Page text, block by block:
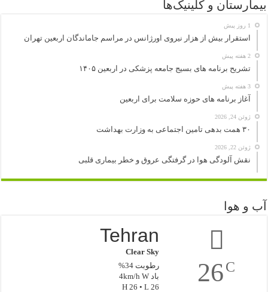
بیمارستان و کلینیک‌ها
1 روز پیش
استقرار بیش از هزار نیروی اورژانس در مراسم جاماندگان اربعین تهران
2 هفته پیش
تشریح برنامه های بسیج جامعه پزشکی در اربعین ۱۴۰۵
3 هفته پیش
آغاز برنامه های حوزه سلامت برای اربعین
ژوئن 24, 2026
۳۰ همت بدهی تامین اجتماعی به وزارت بهداشت
ژوئن 22, 2026
نقش آلودگی هوا در گرفتگی عروق و خطر بیماری قلبی
آب و هوا
26C
Tehran
Clear Sky
رطوبت 34%
باد 4km/h W
H 26 • L 26